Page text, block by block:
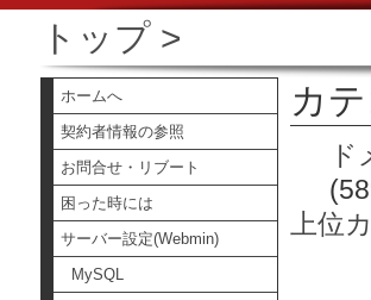
トップ>
ホームへ
契約者情報の参照
お問合せ・リブート
困った時には
サーバー設定(Webmin)
MySQL
カ
上位
総合トップ 専用サーバー